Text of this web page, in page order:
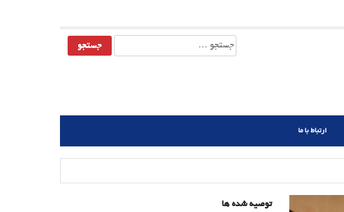
جستجو
برای:
ارتباط با ما
توصیه شده ها